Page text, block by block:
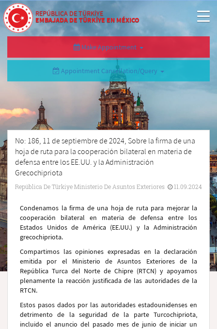
REPÚBLICA DE TÜRKİYE
EMBAJADA DE TÜRKİYE EN MÉXICO
Make Appointment
Appointment Cancellation/Query
No: 186, 11 de septiembre de 2024, Sobre la firma de una
hoja de ruta para la cooperación bilateral en materia de
defensa entre los EE.UU. y la Administración
Grecochipriota
República De Türkiye Ministerio De Asuntos Exteriores 11.09.2024
Condenamos la firma de una hoja de ruta para mejorar la
cooperación bilateral en materia de defensa entre los
Estados Unidos de América (EE.UU.) y la Administración
grecochipriota.
Compartimos las opiniones expresadas en la declaración
emitida por el Ministerio de Asuntos Exteriores de la
República Turca del Norte de Chipre (RTCN) y apoyamos
plenamente la reacción justificada de las autoridades de la
RTCN.
Estos pasos dados por las autoridades estadounidenses en
detrimento de la seguridad de la parte Turcochipriota,
incluido el anuncio del pasado mes de junio de iniciar un